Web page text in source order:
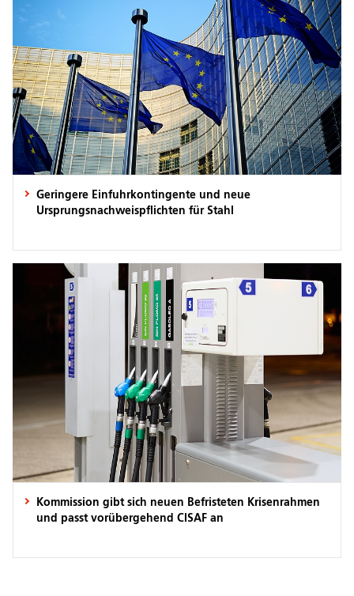
Geringere Einfuhrkontingente und neue
Ursprungsnachweispflichten für Stahl
Kommission gibt sich neuen Befristeten Krisenrahmen
und passt vorübergehend CISAF an